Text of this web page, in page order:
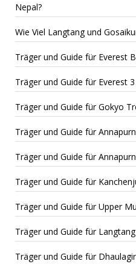
Nepal?
Wie Viel Langtang und
Träger und Guide für Everest
Träger und Guide für Everest
Träger und Guide für Gokyo
Träger und Guide für
Träger und Guide für
Träger und Guide für
Träger und Guide für Upper
Träger und Guide für
Träger und Guide für